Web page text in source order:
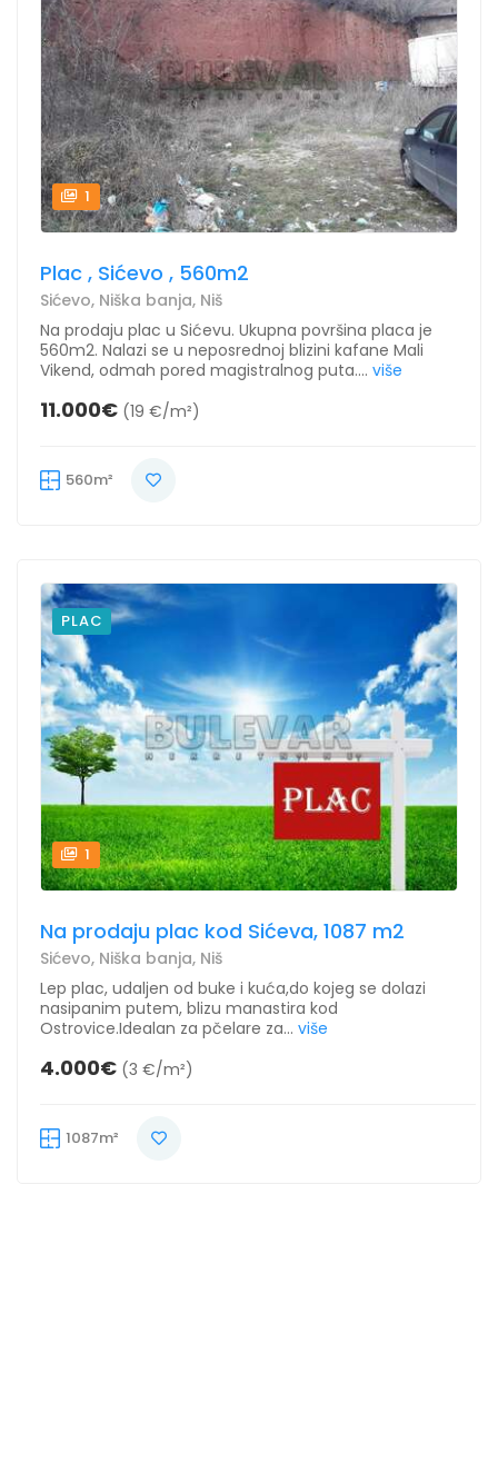
1
Plac , Sićevo , 560m2
Sićevo, Niška banja, Niš
Na prodaju plac u Sićevu. Ukupna površina placa je
560m2. Nalazi se u neposrednoj blizini kafane Mali
Vikend, odmah pored magistralnog puta.... više
11.000€ (19 €/m²)
560m²
PLAC
1
Na prodaju plac kod Sićeva, 1087 m2
Sićevo, Niška banja, Niš
Lep plac, udaljen od buke i kuća,do kojeg se dolazi
nasipanim putem, blizu manastira kod
Ostrovice.Idealan za pčelare za... više
4.000€ (3 €/m²)
1087m²